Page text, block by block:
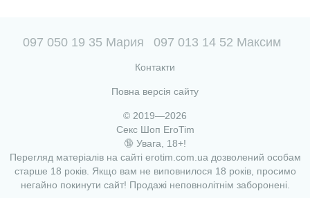
097 050 19 35 Мария 097 013 14 52 Максим
Контакти
Повна версія сайту
© 2019—2026
Секс Шоп EroTim
🔞 Увага, 18+!
Перегляд матеріалів на сайті erotim.com.ua дозволений особам
старше 18 років. Якщо вам не виповнилося 18 років, просимо
негайно покинути сайт! Продажі неповнолітнім заборонені.